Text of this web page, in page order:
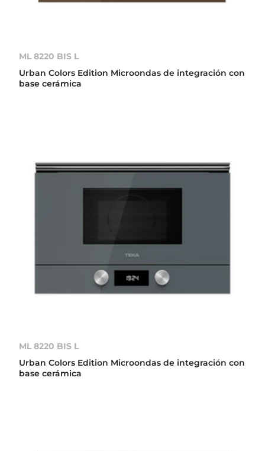
ML 8220 BIS L
Urban Colors Edition Microondas de integración con
base cerámica
ML 8220 BIS L
Urban Colors Edition Microondas de integración con
base cerámica